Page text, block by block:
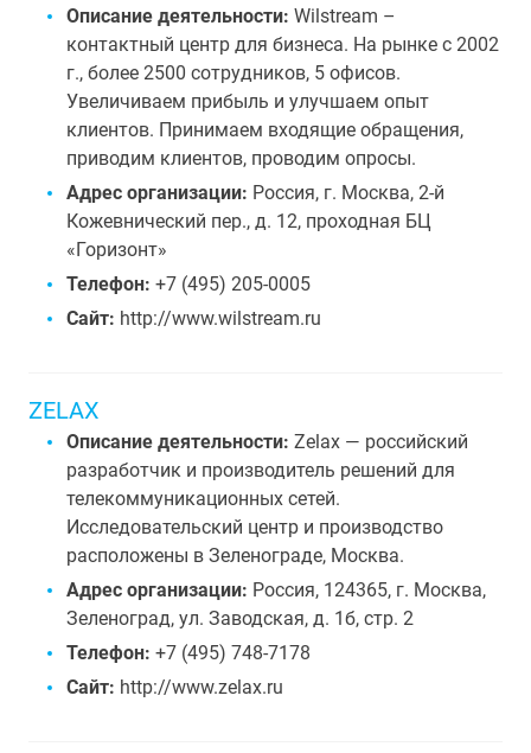
Описание деятельности: Wilstream –
контактный центр для бизнеса. На рынке с 2002
г., более 2500 сотрудников, 5 офисов.
Увеличиваем прибыль и улучшаем опыт
клиентов. Принимаем входящие обращения,
приводим клиентов, проводим опросы.
Адрес организации: Россия, г. Москва, 2-й
Кожевнический пер., д. 12, проходная БЦ
«Горизонт»
Телефон: +7 (495) 205-0005
Сайт: http://www.wilstream.ru
ZELAX
Описание деятельности: Zelax — российский
разработчик и производитель решений для
телекоммуникационных сетей.
Исследовательский центр и производство
расположены в Зеленограде, Москва.
Адрес организации: Россия, 124365, г. Москва,
Зеленоград, ул. Заводская, д. 1б, стр. 2
Телефон: +7 (495) 748-7178
Сайт: http://www.zelax.ru